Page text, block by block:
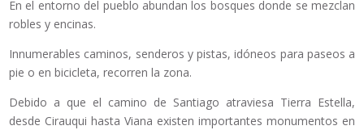
En el entorno del pueblo abundan los bosques donde se mezclan
robles y encinas.
Innumerables caminos, senderos y pistas, idóneos para paseos a
pie o en bicicleta, recorren la zona.
Debido a que el camino de Santiago atraviesa Tierra Estella,
desde Cirauqui hasta Viana existen importantes monumentos en